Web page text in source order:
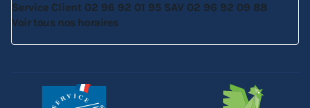
Service Client 02 96 92 01 95 SAV 02 96 92 09 88
Voir tous nos horaires